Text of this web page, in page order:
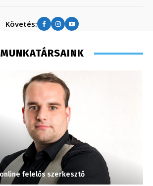
Követés:
MUNKATÁRSAINK
online felelős szerkesztő